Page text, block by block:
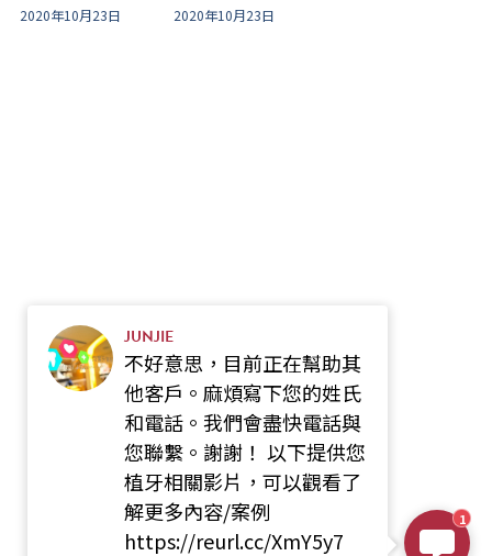
2020年10月23日 2020年10月23日
JUNJIE
不好意思，目前正在幫助其
他客戶。麻煩寫下您的姓氏
和電話。我們會盡快電話與
您聯繫。謝謝！ 以下提供您
植牙相關影片，可以觀看了
解更多內容/案例
https://reurl.cc/XmY5y7
1